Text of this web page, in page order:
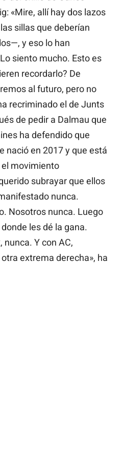
«Mire, allí hay dos lazos
sillas que deberían
y eso lo han
siento mucho. Esto es
recordarlo? De
al futuro, pero no
recriminado el de Junts
de pedir a Dalmau que
ha defendido que
nació en 2017 y que está
movimiento
subrayar que ellos
nunca.
Nosotros nunca. Luego
les dé la gana.
nunca. Y con AC,
extrema derecha», ha